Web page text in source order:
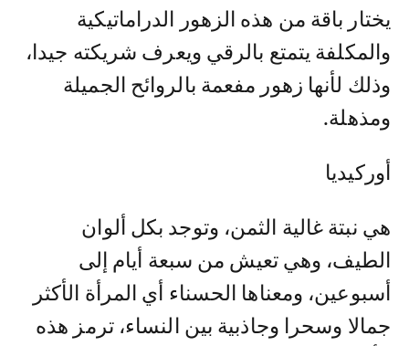
يختار باقة من هذه الزهور الدراماتيكية
والمكلفة يتمتع بالرقي ويعرف شريكته جيدا،
وذلك لأنها زهور مفعمة بالروائح الجميلة
ومذهلة.
أوركيديا
هي نبتة غالية الثمن، وتوجد بكل ألوان
الطيف، وهي تعيش من سبعة أيام إلى
أسبوعين، ومعناها الحسناء أي المرأة الأكثر
جمالا وسحرا وجاذبية بين النساء، ترمز هذه